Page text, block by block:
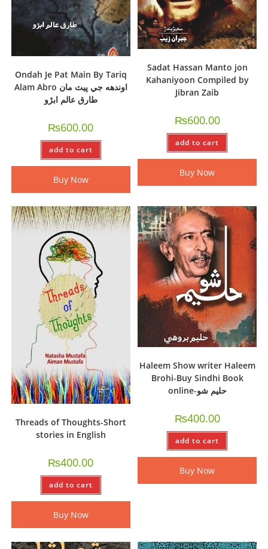
Ondah Je Pat Main By Tariq
Alam Abro اوندهه جي پيٽ مان
طارق عالم ابڙو
₨600.00
add to cart
Buy Now
Sadat Hassan Manto jon
Kahaniyoon Compiled by
Jibran Zaib
₨600.00
add to cart
Buy Now
Threads of Thoughts-Short
stories in English
₨400.00
add to cart
Buy Now
Haleem Show writer Haleem
Brohi-Buy Sindhi Book
online-حليم شو
₨400.00
add to cart
Buy Now